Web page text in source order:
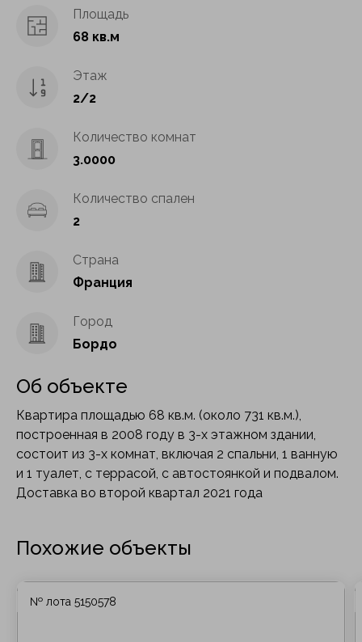
Площадь
68 кв.м
Этаж
2/2
Количество комнат
3.0000
Количество спален
2
Страна
Франция
Город
Бордо
Об объекте
Квартира площадью 68 кв.м. (около 731 кв.м.),
построенная в 2008 году в 3-х этажном здании,
состоит из 3-х комнат, включая 2 спальни, 1 ванную
и 1 туалет, с террасой, с автостоянкой и подвалом.
Доставка во второй квартал 2021 года
Похожие объекты
№ лота 5150578